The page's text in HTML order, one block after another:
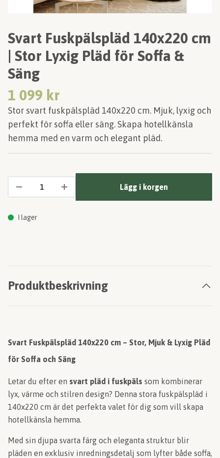
Svart Fuskpälspläd 140x220 cm
| Stor Lyxig Pläd för Soffa &
Säng
1 099 kr
Stor svart fuskpälspläd 140x220 cm. Mjuk, lyxig och
perfekt för soffa eller säng. Skapa hotellkänsla
hemma med en varm och elegant pläd.
Lägg i korgen
I lager
Produktbeskrivning
Svart Fuskpälspläd 140x220 cm – Stor, Mjuk & Lyxig Pläd
för Soffa och Säng
Letar du efter en svart pläd i fuskpäls som kombinerar
lyx, värme och stilren design? Denna stora fuskpälspläd i
140x220 cm är det perfekta valet för dig som vill skapa
hotellkänsla hemma.
Med sin djupa svarta färg och eleganta struktur blir
pläden en exklusiv inredningsdetalj som lyfter både soffa,